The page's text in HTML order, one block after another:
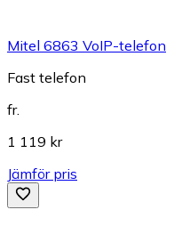
Mitel 6863 VoIP-telefon
Fast telefon
fr.
1 119 kr
Jämför pris